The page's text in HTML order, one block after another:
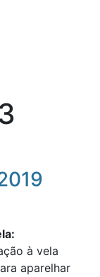
à vela
aparelhar